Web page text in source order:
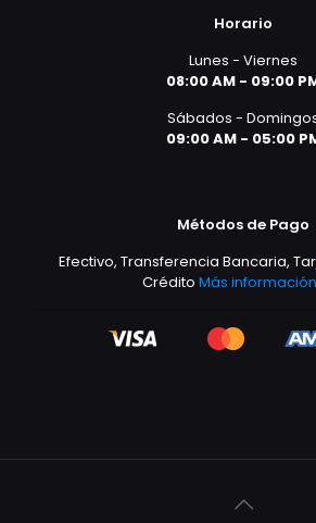
Horario
Lunes - Viernes
08:00 AM - 09:00
Sábados -
09:00 AM - 05:00
Métodos de Pago
Efectivo, Transferencia Bancaria,
CréditoMás información